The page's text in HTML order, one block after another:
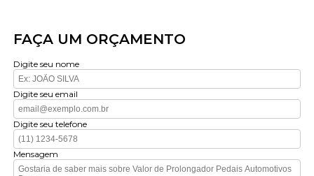
FAÇA UM ORÇAMENTO
Digite seu nome
Digite seu email
Digite seu telefone
Mensagem